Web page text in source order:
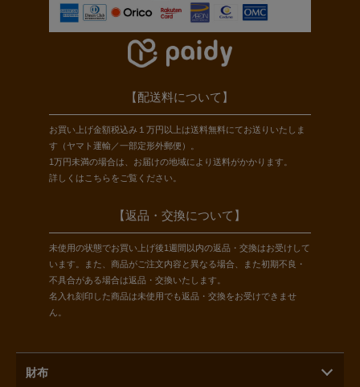
【配送料について】
お買い上げ金額税込み１万円以上は送料無料にてお送りいたしま
す（ヤマト運輸／一部定形外郵便）。
1万円未満の場合は、お届けの地域により送料がかかります。
詳しくは こちらをご覧ください。
【返品・交換について】
未使用の状態でお買い上げ後1週間以内の返品・交換はお受けして
います。また、商品がご注文内容と異なる場合、また初期不良・
不具合がある場合は返品・交換いたします。
名入れ刻印した商品は未使用でも返品・交換をお受けできませ
ん。
財布